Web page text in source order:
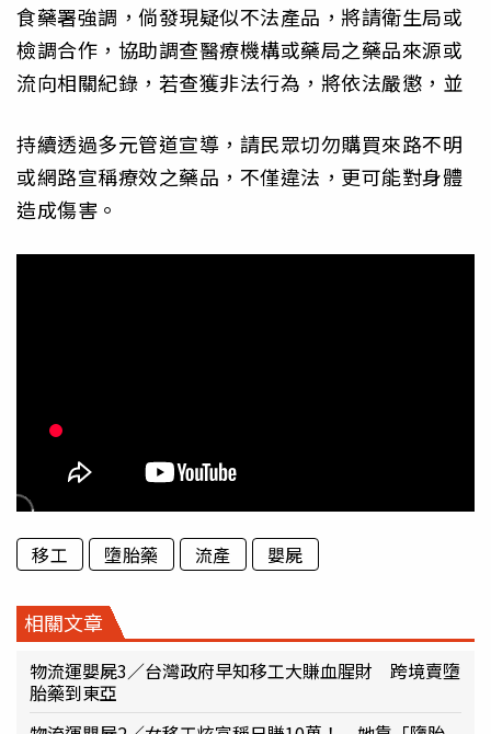
食藥署強調，倘發現疑似不法產品，將請衛生局或
檢調合作，協助調查醫療機構或藥局之藥品來源或
流向相關紀錄，若查獲非法行為，將依法嚴懲，並
持續透過多元管道宣導，請民眾切勿購買來路不明
或網路宣稱療效之藥品，不僅違法，更可能對身體
造成傷害。
移工 墮胎藥 流產 嬰屍
相關文章
物流運嬰屍3／台灣政府早知移工大賺血腥財 跨境賣墮
胎藥到東亞